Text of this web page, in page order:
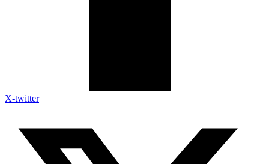
X-twitter